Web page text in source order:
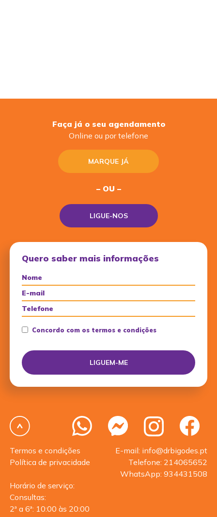
Faça já o seu agendamento
Online ou por telefone
MARQUE JÁ
– OU –
LIGUE-NOS
Quero saber mais informações
Concordo com os termos e condições
Termos e condições
Política de privacidade
E-mail: info@drbigodes.pt
Telefone: 214065652
WhatsApp: 934431508
Horário de serviço:
Consultas:
2ª a 6ª: 10:00 às 20:00